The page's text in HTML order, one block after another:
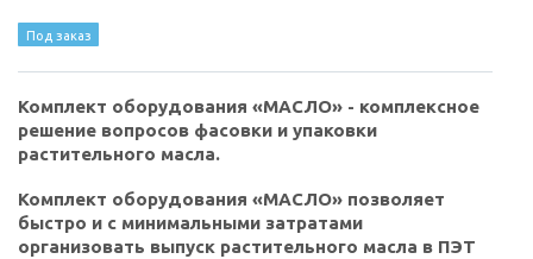
Под заказ
Комплект оборудования «МАСЛО» - комплексное
решение вопросов фасовки и упаковки
растительного масла.
Комплект оборудования «МАСЛО» позволяет
быстро и с минимальными затратами
организовать выпуск растительного масла в ПЭТ